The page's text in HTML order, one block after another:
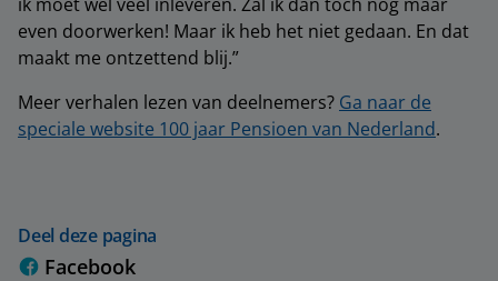
even doorwerken! Maar ik heb het niet gedaan. En dat
maakt me ontzettend blij.”
Meer verhalen lezen van deelnemers? Ga naar de
speciale website 100 jaar Pensioen van Nederland.
Deel deze pagina
Facebook